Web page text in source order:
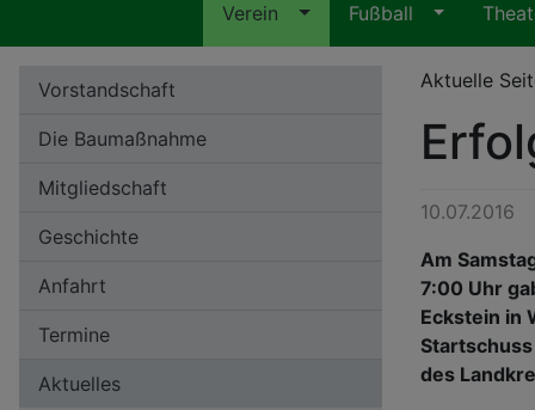
Verein Fußball
Aktuelle
10.07.2016
Am
7:00 Uhr
Eckstein in
des
Vorstandschaft
Die Baumaßnahme
Mitgliedschaft
Geschichte
Anfahrt
Termine
Aktuelles